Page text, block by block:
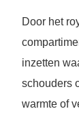
Door het
inzetten
schouders
warmte of